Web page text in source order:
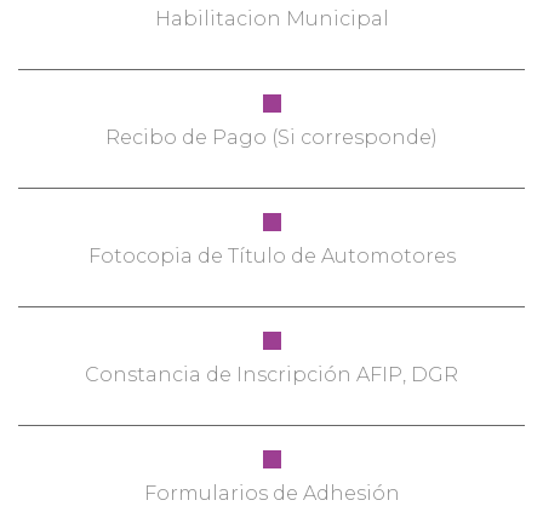
Habilitacion Municipal
Recibo de Pago (Si corresponde)
Fotocopia de Título de Automotores
Constancia de Inscripción AFIP, DGR
Formularios de Adhesión